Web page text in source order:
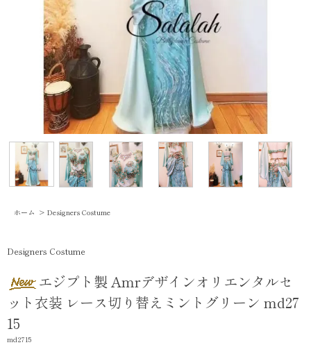
ホーム > Designers Costume
Designers Costume
エジプト製 Amrデザインオリエンタルセ
ット衣装 レース切り替えミントグリーン md27
15
md2715